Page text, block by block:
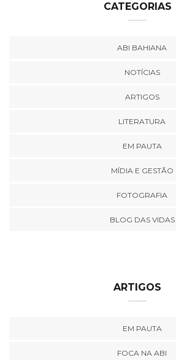
CATEGORIAS
ABI BAHIANA
NOTÍCIAS
ARTIGOS
LITERATURA
EM PAUTA
MÍDIA E GESTÃO
FOTOGRAFIA
BLOG DAS VIDAS
ARTIGOS
EM PAUTA
FOCA NA ABI